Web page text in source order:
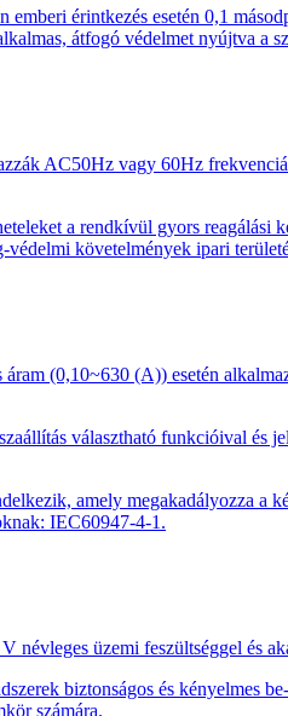
érintkezés esetén 0,1
átfogó védelmet nyújtva a
AC50Hz vagy 60Hz
a rendkívül gyors reagálási
védelmi követelmények ipari
(0,10~630 (A)) esetén
választható funkcióival és
amely megakadályozza a
IEC60947-4-1.
üzemi feszültséggel és
biztonságos és kényelmes
számára.